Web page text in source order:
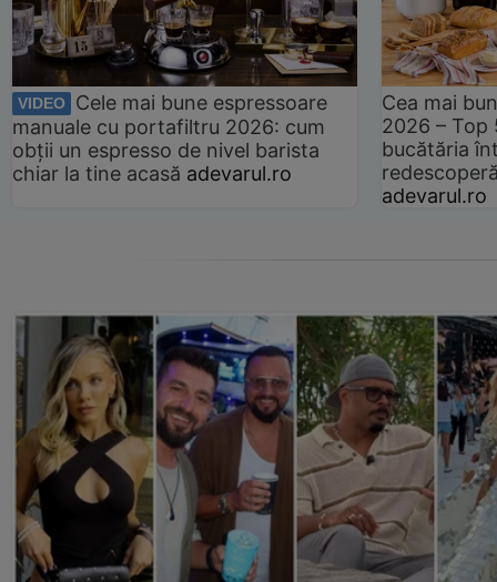
VIDEO
Cele mai bune espressoare
manuale cu portafiltru 2026: cum
obții un espresso de nivel barista
chiar la tine acasă adevarul.ro
Cea mai
2026 –
bucătăria
adevarul.ro